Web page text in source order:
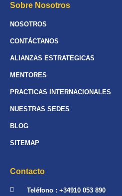
Sobre Nosotros
NOSOTROS
CONTÁCTANOS
ALIANZAS ESTRATEGICAS
MENTORES
PRACTICAS INTERNACIONALES
NUESTRAS SEDES
BLOG
SITEMAP
Contacto
Teléfono : +34910 053 890